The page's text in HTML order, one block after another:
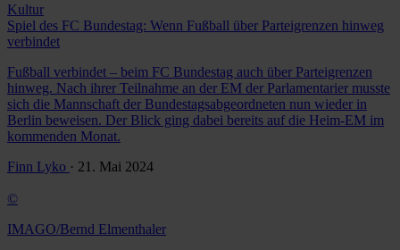
Kultur
Spiel des FC Bundestag: Wenn Fußball über Parteigrenzen hinweg
verbindet
Fußball verbindet – beim FC Bundestag auch über Parteigrenzen
hinweg. Nach ihrer Teilnahme an der EM der Parlamentarier musste
sich die Mannschaft der Bundestagsabgeordneten nun wieder in
Berlin beweisen. Der Blick ging dabei bereits auf die Heim-EM im
kommenden Monat.
Finn Lyko · 21. Mai 2024
©
IMAGO/Bernd Elmenthaler